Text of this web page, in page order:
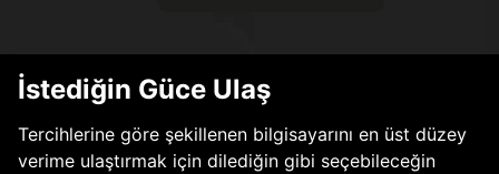
İstediğin Güce Ulaş
Tercihlerine göre şekillenen bilgisayarını en üst düzey
verime ulaştırmak için dilediğin gibi seçebileceğin